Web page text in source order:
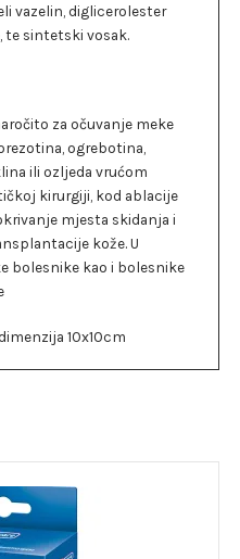
vazelin, diglicerolester
te sintetski vosak.
za očuvanje meke
ogrebotina,
ili ozljeda vrućom
kirurgiji, kod ablacije
mjesta skidanja i
kože. U
bolesnike kao i bolesnike
10x10cm